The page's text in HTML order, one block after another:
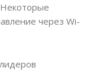
через Wi-